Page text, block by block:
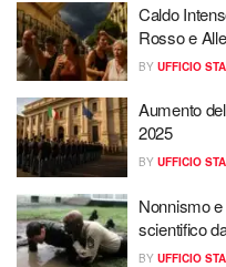
Caldo
Rosso e
BY UFFICIO
Aumento
2025
BY UFFICIO
Nonnismo
scientifico
BY UFFICIO